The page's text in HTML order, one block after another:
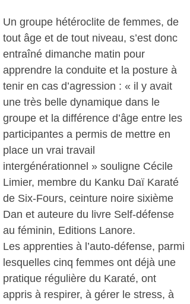
Un groupe hétéroclite de femmes, de
tout âge et de tout niveau, s’est donc
entraîné dimanche matin pour
apprendre la conduite et la posture à
tenir en cas d’agression : « il y avait
une très belle dynamique dans le
groupe et la différence d’âge entre les
participantes a permis de mettre en
place un vrai travail
intergénérationnel » souligne Cécile
Limier, membre du Kanku Daï Karaté
de Six-Fours, ceinture noire sixième
Dan et auteure du livre Self-défense
au féminin, Editions Lanore.
Les apprenties à l’auto-défense, parmi
lesquelles cinq femmes ont déjà une
pratique régulière du Karaté, ont
appris à respirer, à gérer le stress, à